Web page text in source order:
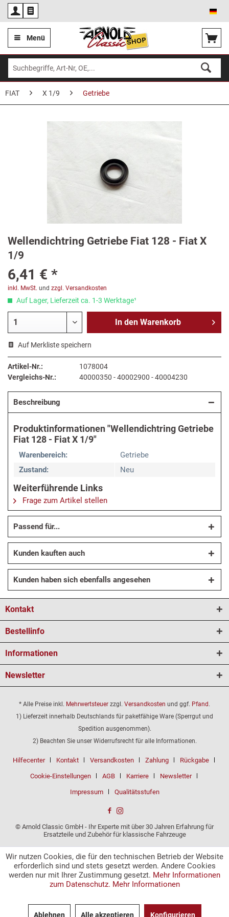
Menü
FIAT X 1/9 Getriebe
Wellendichtring Getriebe Fiat 128 - Fiat X
1/9
6,41 € *
inkl. MwSt. und zzgl. Versandkosten
Auf Lager, Lieferzeit ca. 1-3 Werktage¹
In den Warenkorb
Auf Merkliste speichern
Artikel-Nr.:
1078004
Vergleichs-Nr.:
40000350 - 40002900 - 40004230
Beschreibung
Produktinformationen "Wellendichtring Getriebe
Fiat 128 - Fiat X 1/9"
Warenbereich:
Getriebe
Zustand:
Neu
Weiterführende Links
Frage zum Artikel stellen
Passend für...
Kunden kauften auch
Kunden haben sich ebenfalls angesehen
Kontakt
Bestellinfo
Informationen
Newsletter
* Alle Preise inkl. Mehrwertsteuer zzgl. Versandkosten und ggf. Pfand.
1) Lieferzeit innerhalb Deutschlands für paketfähige Ware (Sperrgut und
Spedition ausgenommen).
2) Beachten Sie unser Widerrufsrecht für alle Informationen.
Hilfecenter Kontakt Versandkosten Zahlung Rückgabe
Cookie-Einstellungen AGB Karriere Newsletter
Impressum Qualitätsstufen
© Arnold Classic GmbH - Ihr Experte mit über 30 Jahren Erfahrung für
Ersatzteile und Zubehör für klassische Fahrzeuge
Wir nutzen Cookies, die für den technischen Betrieb der Website
erforderlich sind und stets gesetzt werden. Andere Cookies
werden nur mit Ihrer Zustimmung gesetzt. Mehr Informationen
zum Datenschutz. Mehr Informationen
Ablehnen Alle akzeptieren Konfigurieren